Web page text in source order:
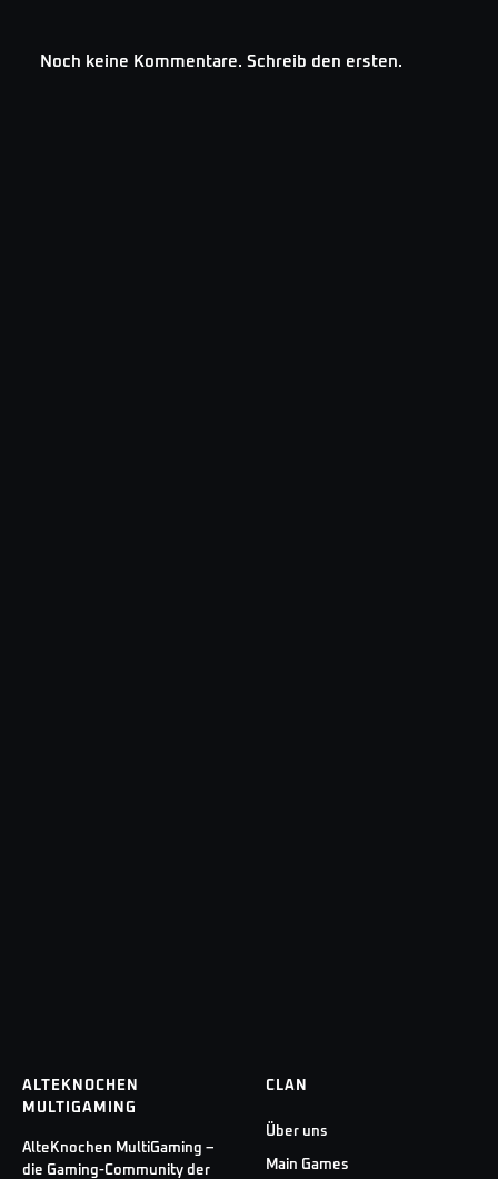
Noch keine Kommentare. Schreib den ersten.
ALTEKNOCHEN
MULTIGAMING
AlteKnochen MultiGaming –
die Gaming-Community der
CLAN
Über uns
Main Games